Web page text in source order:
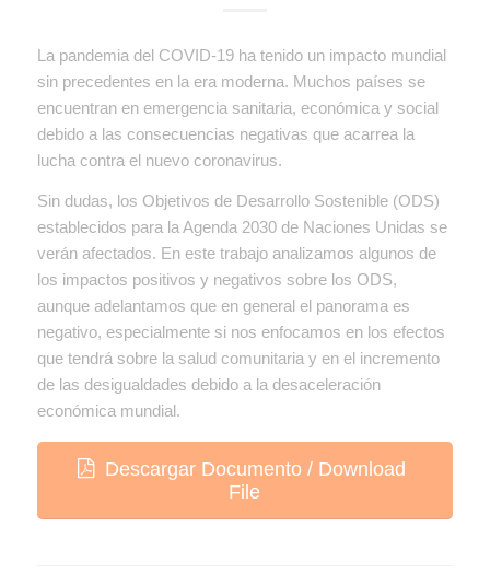
La pandemia del COVID-19 ha tenido un impacto mundial
sin precedentes en la era moderna. Muchos países se
encuentran en emergencia sanitaria, económica y social
debido a las consecuencias negativas que acarrea la
lucha contra el nuevo coronavirus.
Sin dudas, los Objetivos de Desarrollo Sostenible (ODS)
establecidos para la Agenda 2030 de Naciones Unidas se
verán afectados. En este trabajo analizamos algunos de
los impactos positivos y negativos sobre los ODS,
aunque adelantamos que en general el panorama es
negativo, especialmente si nos enfocamos en los efectos
que tendrá sobre la salud comunitaria y en el incremento
de las desigualdades debido a la desaceleración
económica mundial.
Descargar Documento / Download
File